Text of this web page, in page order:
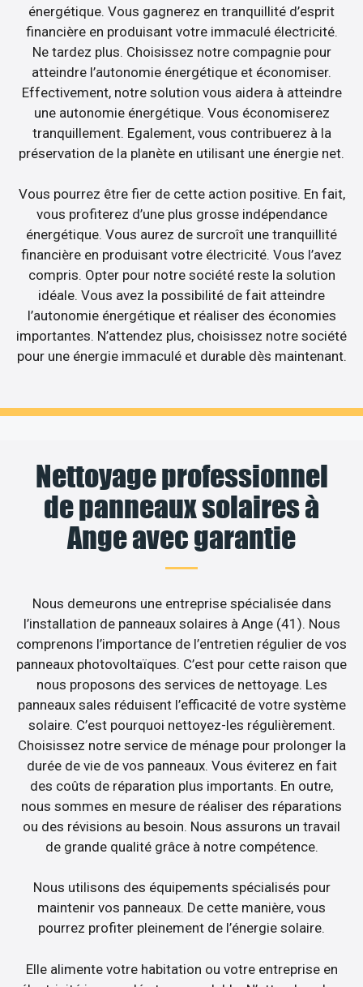
énergétique. Vous gagnerez en tranquillité d’esprit
financière en produisant votre immaculé électricité.
Ne tardez plus. Choisissez notre compagnie pour
atteindre l’autonomie énergétique et économiser.
Effectivement, notre solution vous aidera à atteindre
une autonomie énergétique. Vous économiserez
tranquillement. Egalement, vous contribuerez à la
préservation de la planète en utilisant une énergie net.
Vous pourrez être fier de cette action positive. En fait,
vous profiterez d’une plus grosse indépendance
énergétique. Vous aurez de surcroît une tranquillité
financière en produisant votre électricité. Vous l’avez
compris. Opter pour notre société reste la solution
idéale. Vous avez la possibilité de fait atteindre
l’autonomie énergétique et réaliser des économies
importantes. N’attendez plus, choisissez notre société
pour une énergie immaculé et durable dès maintenant.
Nettoyage professionnel
de panneaux solaires à
Ange avec garantie
Nous demeurons une entreprise spécialisée dans
l’installation de panneaux solaires à Ange (41). Nous
comprenons l’importance de l’entretien régulier de vos
panneaux photovoltaïques. C’est pour cette raison que
nous proposons des services de nettoyage. Les
panneaux sales réduisent l’efficacité de votre système
solaire. C’est pourquoi nettoyez-les régulièrement.
Choisissez notre service de ménage pour prolonger la
durée de vie de vos panneaux. Vous éviterez en fait
des coûts de réparation plus importants. En outre,
nous sommes en mesure de réaliser des réparations
ou des révisions au besoin. Nous assurons un travail
de grande qualité grâce à notre compétence.
Nous utilisons des équipements spécialisés pour
maintenir vos panneaux. De cette manière, vous
pourrez profiter pleinement de l’énergie solaire.
Elle alimente votre habitation ou votre entreprise en